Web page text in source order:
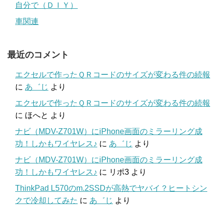
自分で（ＤＩＹ）
車関連
最近のコメント
エクセルで作ったＱＲコードのサイズが変わる件の続報
に あ゛じ より
エクセルで作ったＱＲコードのサイズが変わる件の続報
に ほへと より
ナビ（MDV-Z701W）にiPhone画面のミラーリング成
功！しかもワイヤレス♪ に あ゛じ より
ナビ（MDV-Z701W）にiPhone画面のミラーリング成
功！しかもワイヤレス♪ に リポ3 より
ThinkPad L570のm.2SSDが高熱でヤバイ？ヒートシン
クで冷却してみた に あ゛じ より